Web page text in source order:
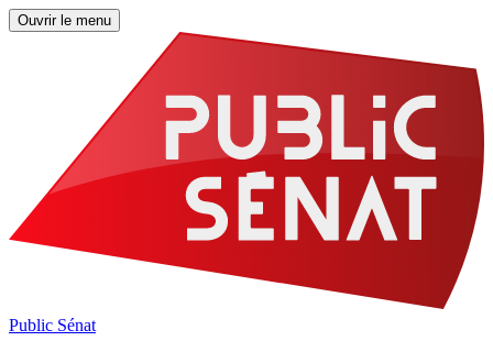
Ouvrir le menu
Public Sénat